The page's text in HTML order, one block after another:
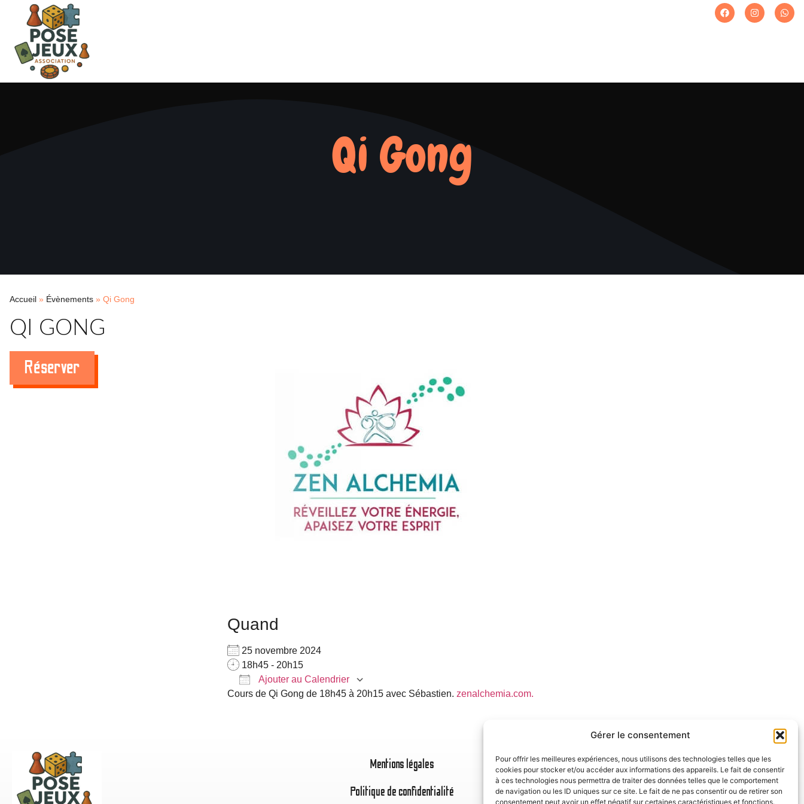
Gérer le consentement
Pour offrir les meilleures expériences, nous utilisons des technologies telles que les
cookies pour stocker et/ou accéder aux informations des appareils. Le fait de consentir
à ces technologies nous permettra de traiter des données telles que le comportement
de navigation ou les ID uniques sur ce site. Le fait de ne pas consentir ou de retirer son
consentement peut avoir un effet négatif sur certaines caractéristiques et fonctions.
Qi Gong
Accueil » Évènements » Qi Gong
QI GONG
Réserver
Quand
25 novembre 2024
18h45 - 20h15
Ajouter au Calendrier
Télécharger ICS
Calendrier Google iCalendar
Cours de Qi Gong de 18h45 à 20h15 avec Sébastien. zenalchemia.com.
Mentions légales
Politique de confidentialité